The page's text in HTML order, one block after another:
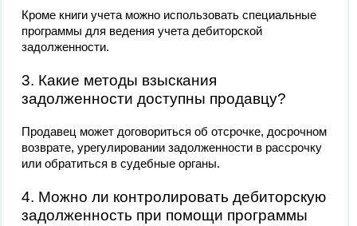
Кроме книги учета можно использовать специальные
программы для ведения учета дебиторской
задолженности.
3. Какие методы взыскания
задолженности доступны продавцу?
Продавец может договориться об отсрочке, досрочном
возврате, урегулировании задолженности в рассрочку
или обратиться в судебные органы.
4. Можно ли контролировать дебиторскую
задолженность при помощи программы